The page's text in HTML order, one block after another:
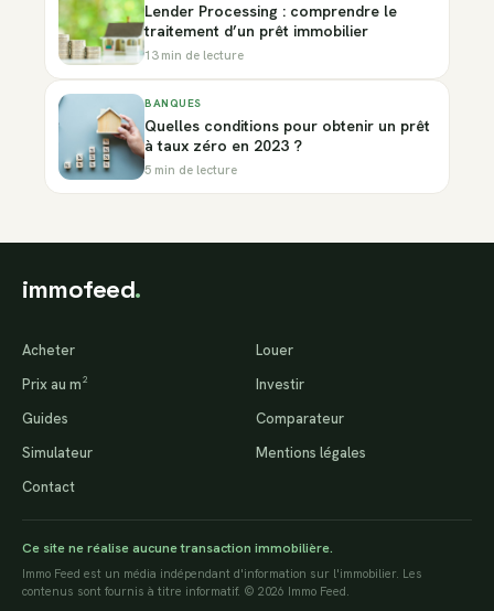
Lender Processing : comprendre le
traitement d’un prêt immobilier
13 min de lecture
BANQUES
Quelles conditions pour obtenir un prêt
à taux zéro en 2023 ?
5 min de lecture
immofeed.
Acheter
Louer
Prix au m²
Investir
Guides
Comparateur
Simulateur
Mentions légales
Contact
Ce site ne réalise aucune transaction immobilière.
Immo Feed est un média indépendant d'information sur l'immobilier. Les
contenus sont fournis à titre informatif. © 2026 Immo Feed.